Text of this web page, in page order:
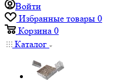
Войти
Избранные товары 0
Корзина 0
Каталог